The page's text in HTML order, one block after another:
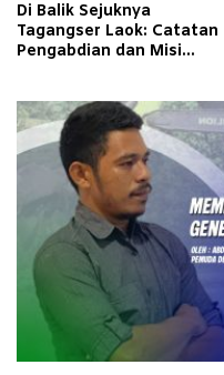
Di Balik Sejuknya
Tagangser Laok: Catatan
Pengabdian dan Misi